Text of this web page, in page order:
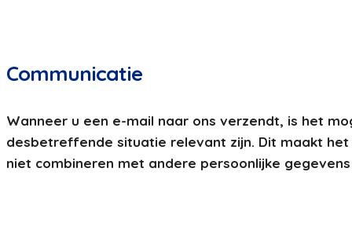
Communicatie
Wanneer u een e-mail naar ons verzendt, is het
desbetreffende situatie relevant zijn. Dit maakt
niet combineren met andere persoonlijke